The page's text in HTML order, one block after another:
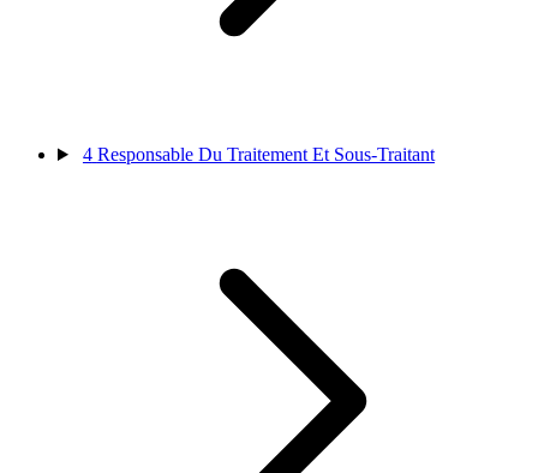
4 Responsable Du Traitement Et Sous-Traitant